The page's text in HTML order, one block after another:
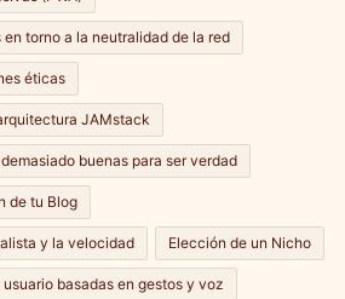
torno a la neutralidad de la red
éticas
JAMstack
buenas para ser verdad
de tu Blog
y la velocidad Elección de un Nicho
basadas en gestos y voz